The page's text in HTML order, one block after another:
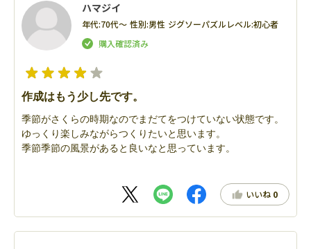
ハマジイ
年代:70代～ 性別:男性 ジグソーパズルレベル:初心者
作成はもう少し先です。
季節がさくらの時期なのでまだてをつけていない状態です。
ゆっくり楽しみながらつくりたいと思います。
季節季節の風景があると良いなと思っています。
いいね 0